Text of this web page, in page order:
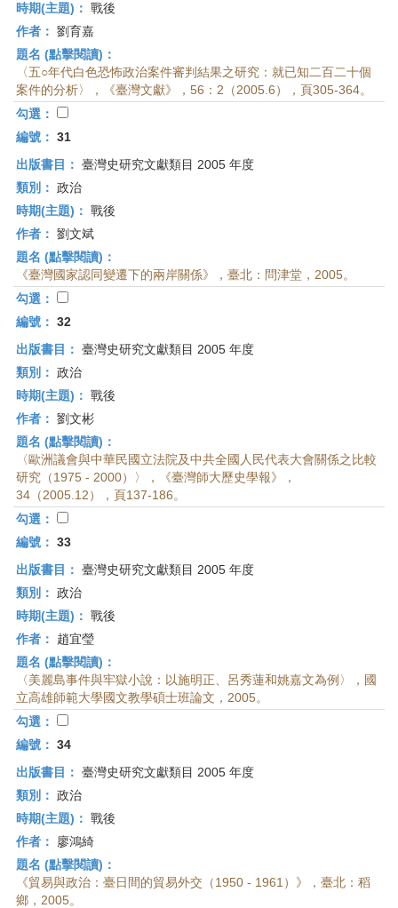
時期(主題)： 戰後
作者： 劉育嘉
題名 (點擊閱讀)：
〈五○年代白色恐怖政治案件審判結果之研究：就已知二百二十個
案件的分析〉，《臺灣文獻》，56：2（2005.6），頁305-364。
勾選：
編號： 31
出版書目： 臺灣史研究文獻類目 2005 年度
類別： 政治
時期(主題)： 戰後
作者： 劉文斌
題名 (點擊閱讀)：
《臺灣國家認同變遷下的兩岸關係》，臺北：問津堂，2005。
勾選：
編號： 32
出版書目： 臺灣史研究文獻類目 2005 年度
類別： 政治
時期(主題)： 戰後
作者： 劉文彬
題名 (點擊閱讀)：
〈歐洲議會與中華民國立法院及中共全國人民代表大會關係之比較
研究（1975 - 2000）〉，《臺灣師大歷史學報》，
34（2005.12），頁137-186。
勾選：
編號： 33
出版書目： 臺灣史研究文獻類目 2005 年度
類別： 政治
時期(主題)： 戰後
作者：
趙宜瑩
題名 (點擊閱讀)：
〈美麗島事件與牢獄小說：以施明正、呂秀蓮和姚嘉文為例〉，國
立高雄師範大學國文教學碩士班論文，2005。
勾選：
編號： 34
出版書目： 臺灣史研究文獻類目 2005 年度
類別： 政治
時期(主題)： 戰後
作者：
廖鴻綺
題名 (點擊閱讀)：
《貿易與政治：臺日間的貿易外交（1950 - 1961）》，臺北：稻
鄉，2005。